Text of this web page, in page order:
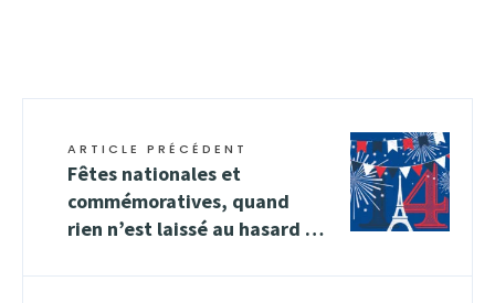
ARTICLE PRÉCÉDENT
Fêtes nationales et
commémoratives, quand
rien n’est laissé au hasard …